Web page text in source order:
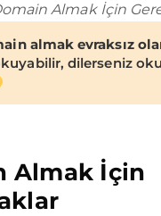
Almak İçin
almak evraksız
dilerseniz
Almak İçin